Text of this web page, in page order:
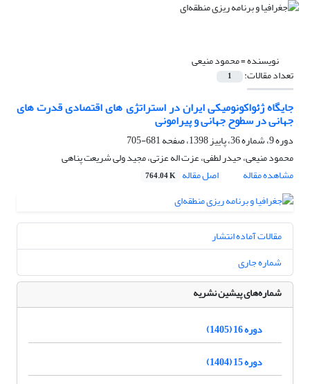
نویسنده =محمود منیعی
تعداد مقالات: 1
جایگاه ژئواکونومیکی ایران در استراتژی های اقتصادی قدرت های
جهانی در سطوح جهانی و پیرامونی
دوره 9، شماره 36، پاییز 1398، صفحه
681-705
محمود منیعی، حیدر لطفی، عزت اله عزتی، مجید ولی شریعت پناهی
مشاهده مقاله
اصل مقاله 764.04 K
مقالات آماده انتشار
شماره جاری
شماره‌های پیشین نشریه
دوره 16 (1405)
دوره 15 (1404)